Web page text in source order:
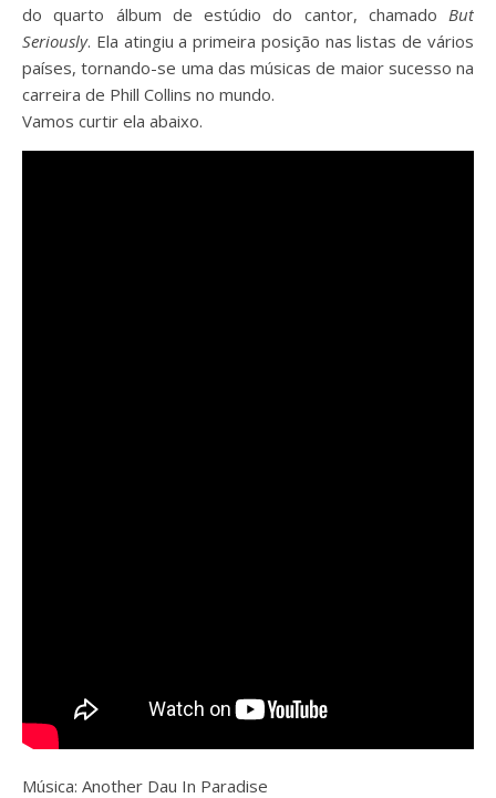
do quarto álbum de estúdio do cantor, chamado But
Seriously. Ela atingiu a primeira posição nas listas de vários
países, tornando-se uma das músicas de maior sucesso na
carreira de Phill Collins no mundo.
Vamos curtir ela abaixo.
Música: Another Dau In Paradise